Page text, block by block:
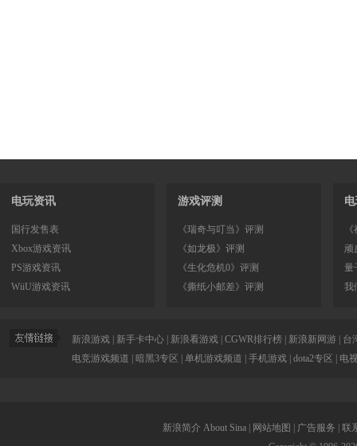
电玩资讯
国行发售表
Xbox游戏资讯
PS游戏资讯
WiiU游戏资讯
游戏评测
《瑞奇与叮当》评测
《如龙极》评测
《生化危机0》评测
《撕纸小邮差》评测
顽
量
我
新浪游戏 新手卡中心 新浪看游戏 CGWR排行榜 新浪新网游
台
电竞游戏频道
暗黑3专区 单机游戏频道 手机游戏 dota2专区 电
新浪简介 About Sina 网站地图 广告服务
联